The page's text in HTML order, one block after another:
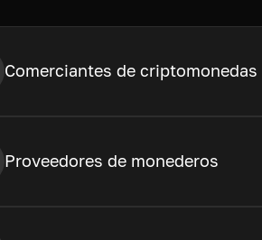
Comerciantes de criptomonedas
Proveedores de monederos